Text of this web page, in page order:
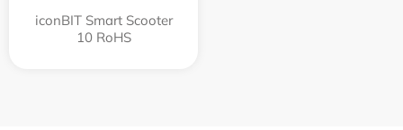
iconBIT Smart Scooter
10 RoHS